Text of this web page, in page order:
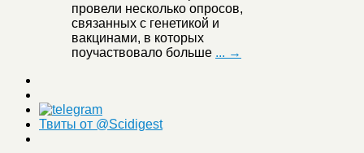
провели несколько опросов,
связанных с генетикой и
вакцинами, в которых
поучаствовало больше ... →
Твиты от @Scidigest